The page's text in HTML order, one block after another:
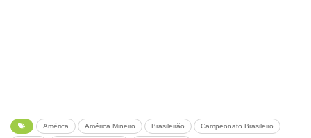
América América Mineiro Brasileirão Campeonato Brasileiro